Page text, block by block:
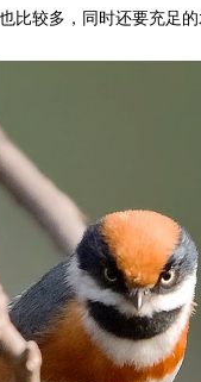
比较多，同时还要充足的